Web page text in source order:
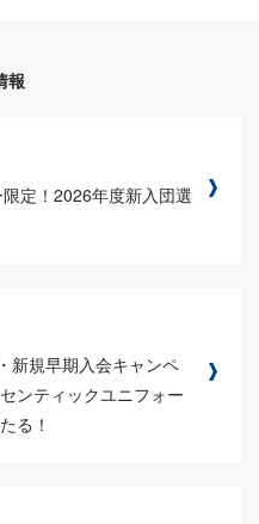
報
定！2026年度新入団選
新規早期入会キャンペ
ンティックユニフォー
る！